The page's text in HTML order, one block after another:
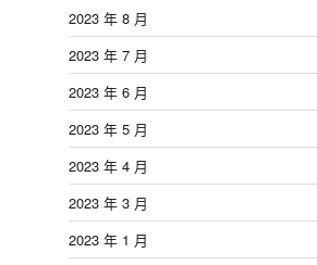
2023 年 8 月
2023 年 7 月
2023 年 6 月
2023 年 5 月
2023 年 4 月
2023 年 3 月
2023 年 1 月